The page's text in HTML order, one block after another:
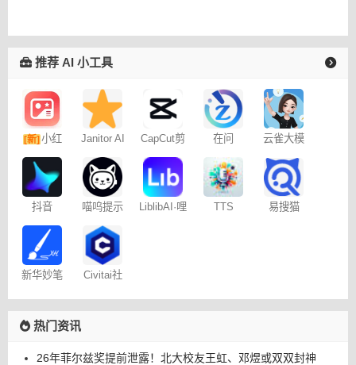
推荐 AI 小工具
[新] 小红
书图文笔
记
Janitor AI
聊天
CapCut剪
在问
云雀大模
抖音
– 免费
喵呜提示
LiblibAI·哩
TTS
易搜猫
新华妙笔
Civitai社
热门资讯
26年菲尔兹奖提前泄露！北大校友王虹、邓煜或双双封神